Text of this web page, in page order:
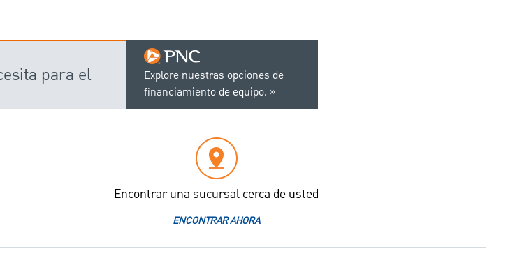
Explore nuestras opciones de
financiamiento de equipo.
para el
Encontrar una sucursal cerca de usted
ENCONTRAR AHORA